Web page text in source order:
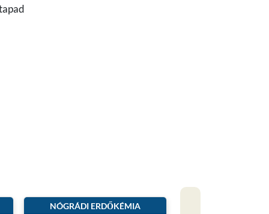
NÓGRÁDI ERDŐKÉMIA